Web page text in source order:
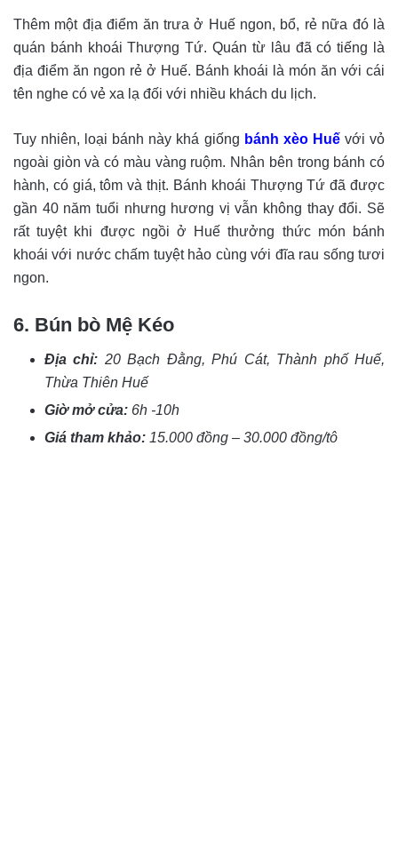
Thêm một địa điểm ăn trưa ở Huế ngon, bổ, rẻ nữa đó là
quán bánh khoái Thượng Tứ. Quán từ lâu đã có tiếng là
địa điểm ăn ngon rẻ ở Huế. Bánh khoái là món ăn với cái
tên nghe có vẻ xa lạ đối với nhiều khách du lịch.
Tuy nhiên, loại bánh này khá giống bánh xèo Huếvới vỏ
ngoài giòn và có màu vàng ruộm. Nhân bên trong bánh có
hành, có giá, tôm và thịt. Bánh khoái Thượng Tứ đã được
gần 40 năm tuổi nhưng hương vị vẫn không thay đổi. Sẽ
rất tuyệt khi được ngồi ở Huế thưởng thức món bánh
khoái với nước chấm tuyệt hảo cùng với đĩa rau sống tươi
ngon.
6. Bún bò Mệ Kéo
Địa chỉ: 20 Bạch Đằng, Phú Cát, Thành phố Huế,
Thừa Thiên Huế
Giờ mở cửa: 6h -10h
Giá tham khảo: 15.000 đồng – 30.000 đồng/tô